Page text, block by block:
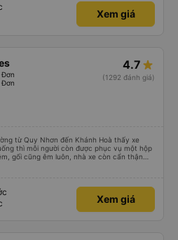
(tắt âm thanh điện thoại) vào ban đêm
ngủ. Ngoài ra, nhà xe nên dán sẵn mật
dễ dàng sử dụng. Tôi vẫn sẽ tiếp tục ủng
Xem giá
Đơn
Đơn
4.7
(1292 đánh giá)
từ Quy Nhơn đến Khánh Hoà thấy xe
thì mỗi người còn được phục vụ một hộp
gối cũng êm luôn, nhà xe còn cẩn thận
nhỏ để đựng chai nước uống tránh rớt.
đường như vậy thì thấy rất tốt)
Xem giá